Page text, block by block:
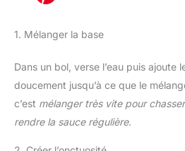
1. Mélanger la base
Dans un bol, verse l’eau puis ajoute
doucement jusqu’à ce que le
c’est mélanger très vite pour
rendre la sauce régulière.